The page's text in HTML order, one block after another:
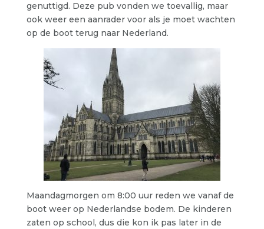
genuttigd. Deze pub vonden we toevallig, maar
ook weer een aanrader voor als je moet wachten
op de boot terug naar Nederland.
Maandagmorgen om 8:00 uur reden we vanaf de
boot weer op Nederlandse bodem. De kinderen
zaten op school, dus die kon ik pas later in de